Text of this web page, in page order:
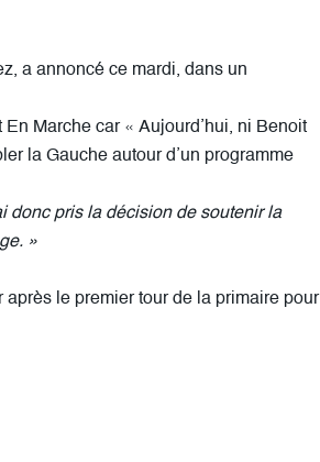
a annoncé ce mardi, dans un
Marche car « Aujourd’hui, ni Benoit
la Gauche autour d’un programme
donc pris la décision de soutenir la
»
le premier tour de la primaire pour